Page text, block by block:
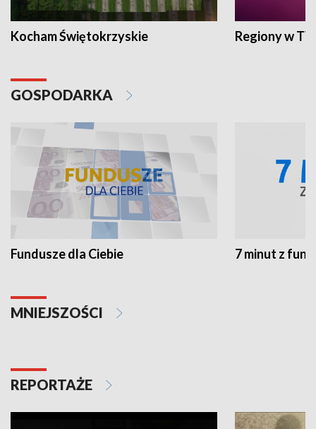
Kocham Świętokrzyskie Regiony w
GOSPODARKA
Fundusze dla Ciebie 7 minut z
MNIEJSZOŚCI
REPORTAŻE